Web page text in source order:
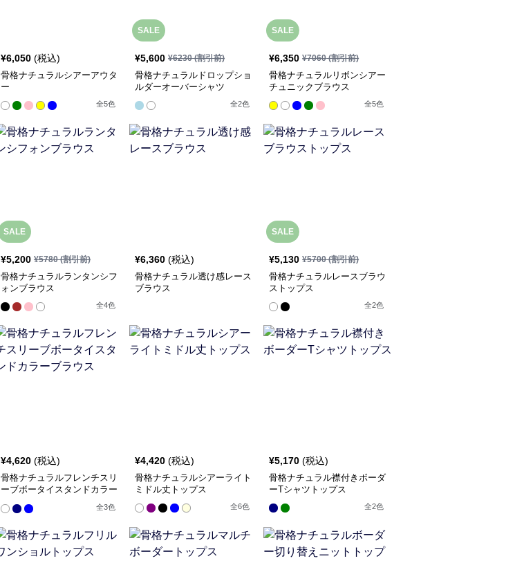
¥6,050 (税込)
骨格ナチュラルシアーアウタ
ー
全5色
SALE
¥5,600 ¥6230(割引前)
骨格ナチュラルドロップショ
ルダーオーバーシャツ
全2色
SALE
¥6,350 ¥7060(割引前)
骨格ナチュラルリボンシアー
チュニックブラウス
全5色
SALE
¥5,200 ¥5780(割引前)
骨格ナチュラルランタンシフ
ォンブラウス
全4色
¥6,360 (税込)
骨格ナチュラル透け感レース
ブラウス
SALE
¥5,130 ¥5700(割引前)
骨格ナチュラルレースブラウ
ストップス
全2色
¥4,620 (税込)
骨格ナチュラルフレンチスリ
ーブボータイスタンドカラー
全3色
¥4,420 (税込)
骨格ナチュラルシアーライト
ミドル丈トップス
全6色
¥5,170 (税込)
骨格ナチュラル襟付きボーダ
ーTシャツトップス
全2色